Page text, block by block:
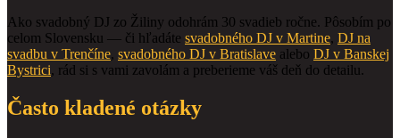
Ako svadobný DJ zo Žiliny odohrám 30 svadieb ročne. Pôsobím po
celom Slovensku — či hľadáte svadobného DJ v Martine, DJ na
svadbu v Trenčíne, svadobného DJ v Bratislave alebo DJ v Banskej
Bystrici, rád si s vami zavolám a preberieme váš deň do detailu.
Často kladené otázky